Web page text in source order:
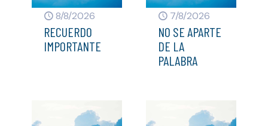
8/8/2026
RECUERDO
IMPORTANTE
7/8/2026
NO SE APARTE
DE LA
PALABRA